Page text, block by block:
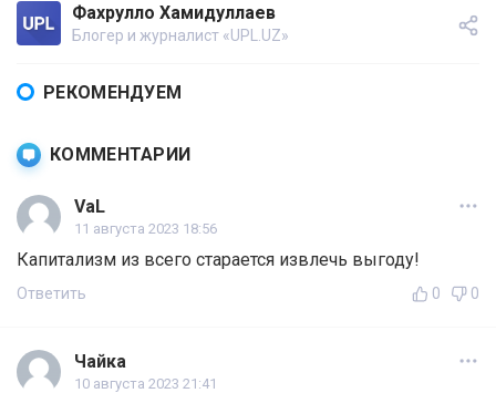
Фахрулло Хамидуллаев
Блогер и журналист «UPL.UZ»
РЕКОМЕНДУЕМ
КОММЕНТАРИИ
VaL
11 августа 2023 18:56
Капитализм из всего старается извлечь выгоду!
Ответить 0 0
Чайка
10 августа 2023 21:41